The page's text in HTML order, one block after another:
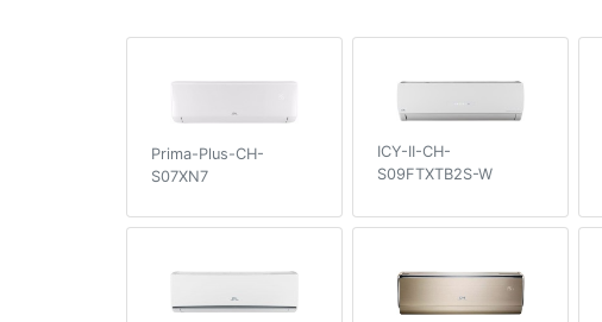
Prima-Plus-CH-
S07XN7
ICY-II-CH-
S09FTXTB2S-W